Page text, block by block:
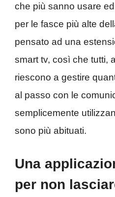
che più sanno usare
per le fasce più alte
pensato ad una
smart tv, così che tutti,
riescono a gestire
al passo con le
semplicemente
sono più abituati.
Una
per non